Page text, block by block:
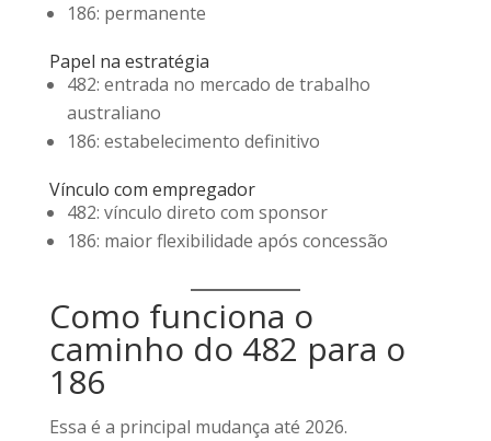
186: permanente
Papel na estratégia
482: entrada no mercado de trabalho
australiano
186: estabelecimento definitivo
Vínculo com empregador
482: vínculo direto com sponsor
186: maior flexibilidade após concessão
Como funciona o
caminho do 482 para o
186
Essa é a principal mudança até 2026.